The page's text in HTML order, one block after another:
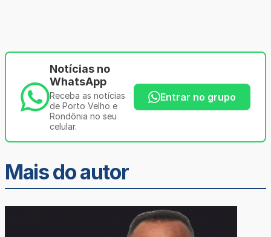
Notícias no
WhatsApp
Receba as notícias
de Porto Velho e
Rondônia no seu
celular.
Entrar no grupo
Mais do autor